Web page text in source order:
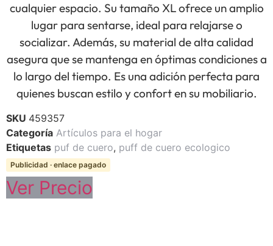
cualquier espacio. Su tamaño XL ofrece un amplio
lugar para sentarse, ideal para relajarse o
socializar. Además, su material de alta calidad
asegura que se mantenga en óptimas condiciones a
lo largo del tiempo. Es una adición perfecta para
quienes buscan estilo y confort en su mobiliario.
SKU 459357
Categoría Artículos para el hogar
Etiquetas puf de cuero, puff de cuero ecologico
Publicidad · enlace pagado
Ver Precio